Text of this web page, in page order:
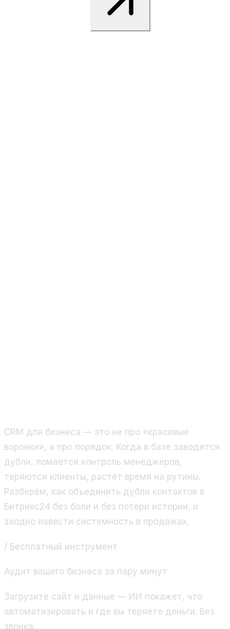
CRM для бизнеса — это не про «красивые
воронки», а про порядок. Когда в базе заводятся
дубли, ломается контроль менеджеров,
теряются клиенты, растёт время на рутины.
Разберём, как объединить дубли контактов в
Битрикс24 без боли и без потери истории, и
заодно навести системность в продажах.
/ Бесплатный инструмент
Аудит вашего бизнеса за пару минут
Загрузите сайт и данные — ИИ покажет, что
автоматизировать и где вы теряете деньги. Без
звонка.